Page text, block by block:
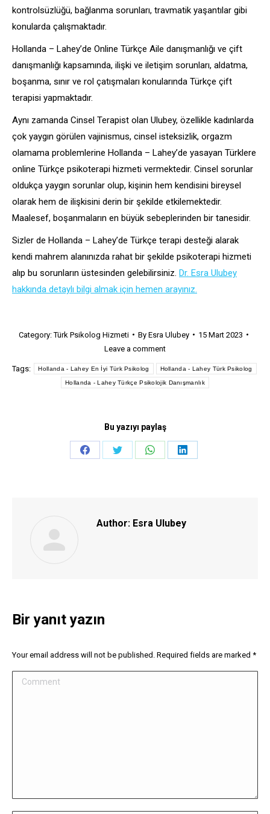
kontrolsüzlüğü, bağlanma sorunları, travmatik yaşantılar gibi
konularda çalışmaktadır.
Hollanda – Lahey’de Online Türkçe Aile danışmanlığı ve çift
danışmanlığı kapsamında, ilişki ve iletişim sorunları, aldatma,
boşanma, sınır ve rol çatışmaları konularında Türkçe çift
terapisi yapmaktadır.
Aynı zamanda Cinsel Terapist olan Ulubey, özellikle kadınlarda
çok yaygın görülen vajinismus, cinsel isteksizlik, orgazm
olamama problemlerine Hollanda – Lahey’de yasayan Türklere
online Türkçe psikoterapi hizmeti vermektedir. Cinsel sorunlar
oldukça yaygın sorunlar olup, kişinin hem kendisini bireysel
olarak hem de ilişkisini derin bir şekilde etkilemektedir.
Maalesef, boşanmaların en büyük sebeplerinden bir tanesidir.
Sizler de Hollanda – Lahey’de Türkçe terapi desteği alarak
kendi mahrem alanınızda rahat bir şekilde psikoterapi hizmeti
alıp bu sorunların üstesinden gelebilirsiniz. Dr. Esra Ulubey
hakkında detaylı bilgi almak için hemen arayınız.
Category:Türk Psikolog Hizmeti By Esra Ulubey
15 Mart 2023
Leave a comment
Tags: Hollanda - Lahey En İyi Türk Psikolog Hollanda - Lahey Türk Psikolog
Hollanda - Lahey Türkçe Psikolojik Danışmanlık
Bu yazıyı paylaş
Share
Share
Share
Share
Author: Esra Ulubey
Bir yanıt yazın
Your email address will not be published. Required fields are marked *
Comment